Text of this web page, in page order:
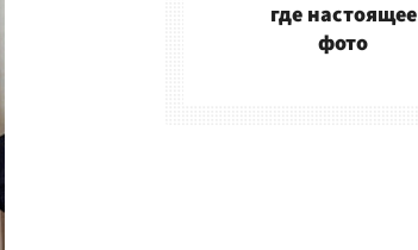
где настоящее
фото